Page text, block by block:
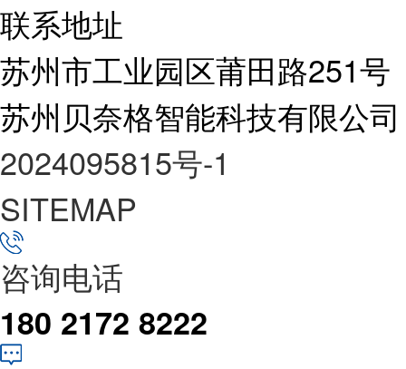
联系地址
苏州市工业园区莆田路251号
苏州贝奈格智能科技有限公
2024095815号-1
SITEMAP
咨询电话
180 2172 8222